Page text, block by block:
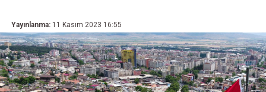
Yayınlanma: 11 Kasım 2023 16:55